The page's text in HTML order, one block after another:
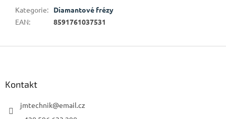
Kategorie:
Diamantové frézy
EAN: 8591761037531
Kontakt
jmtechnik@email.cz